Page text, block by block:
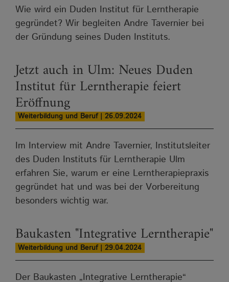
Wie wird ein Duden Institut für Lerntherapie
gegründet? Wir begleiten Andre Tavernier bei
der Gründung seines Duden Instituts.
Jetzt auch in Ulm: Neues Duden
Institut für Lerntherapie feiert
Eröffnung
Weiterbildung und Beruf | 26.09.2024
Im Interview mit Andre Tavernier, Institutsleiter
des Duden Instituts für Lerntherapie Ulm
erfahren Sie, warum er eine Lerntherapiepraxis
gegründet hat und was bei der Vorbereitung
besonders wichtig war.
Baukasten "Integrative Lerntherapie"
Weiterbildung und Beruf | 29.04.2024
Der Baukasten „Integrative Lerntherapie“